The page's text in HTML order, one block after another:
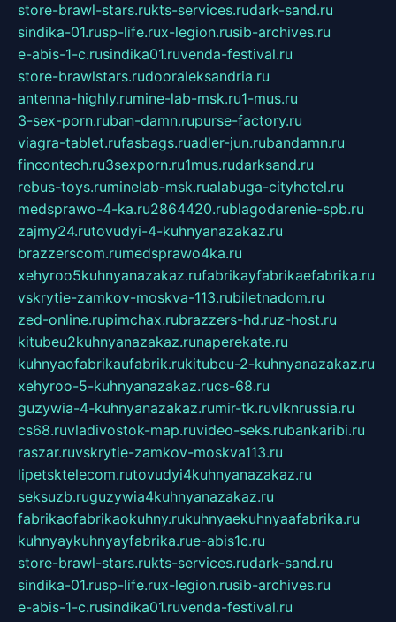
store-brawl-stars.rukts-services.rudark-sand.ru
sindika-01.rusp-life.rux-legion.rusib-archives.ru
e-abis-1-c.rusindika01.ruvenda-festival.ru
store-brawlstars.rudooraleksandria.ru
antenna-highly.rumine-lab-msk.ru1-mus.ru
3-sex-porn.ruban-damn.rupurse-factory.ru
viagra-tablet.rufasbags.ruadler-jun.rubandamn.ru
fincontech.ru3sexporn.ru1mus.rudarksand.ru
rebus-toys.ruminelab-msk.rualabuga-cityhotel.ru
medsprawo-4-ka.ru2864420.rublagodarenie-spb.ru
zajmy24.rutovudyi-4-kuhnyanazakaz.ru
brazzerscom.rumedsprawo4ka.ru
xehyroo5kuhnyanazakaz.rufabrikayfabrikaefabrika.ru
vskrytie-zamkov-moskva-113.rubiletnadom.ru
zed-online.rupimchax.rubrazzers-hd.ruz-host.ru
kitubeu2kuhnyanazakaz.runaperekate.ru
kuhnyaofabrikaufabrik.rukitubeu-2-kuhnyanazakaz.ru
xehyroo-5-kuhnyanazakaz.rucs-68.ru
guzywia-4-kuhnyanazakaz.rumir-tk.ruvlknrussia.ru
cs68.ruvladivostok-map.ruvideo-seks.rubankaribi.ru
raszar.ruvskrytie-zamkov-moskva113.ru
lipetsktelecom.rutovudyi4kuhnyanazakaz.ru
seksuzb.ruguzywia4kuhnyanazakaz.ru
fabrikaofabrikaokuhny.rukuhnyaekuhnyaafabrika.ru
kuhnyaykuhnyayfabrika.rue-abis1c.ru
store-brawl-stars.rukts-services.rudark-sand.ru
sindika-01.rusp-life.rux-legion.rusib-archives.ru
e-abis-1-c.rusindika01.ruvenda-festival.ru